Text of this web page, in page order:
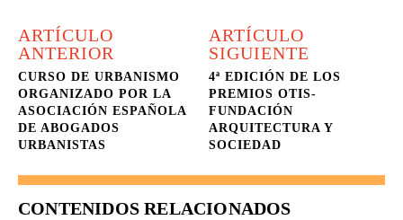
ARTÍCULO
ANTERIOR
CURSO DE URBANISMO
ORGANIZADO POR LA
ASOCIACIÓN ESPAÑOLA
DE ABOGADOS
URBANISTAS
ARTÍCULO
SIGUIENTE
4ª EDICIÓN DE LOS
PREMIOS OTIS-
FUNDACIÓN
ARQUITECTURA Y
SOCIEDAD
CONTENIDOS RELACIONADOS